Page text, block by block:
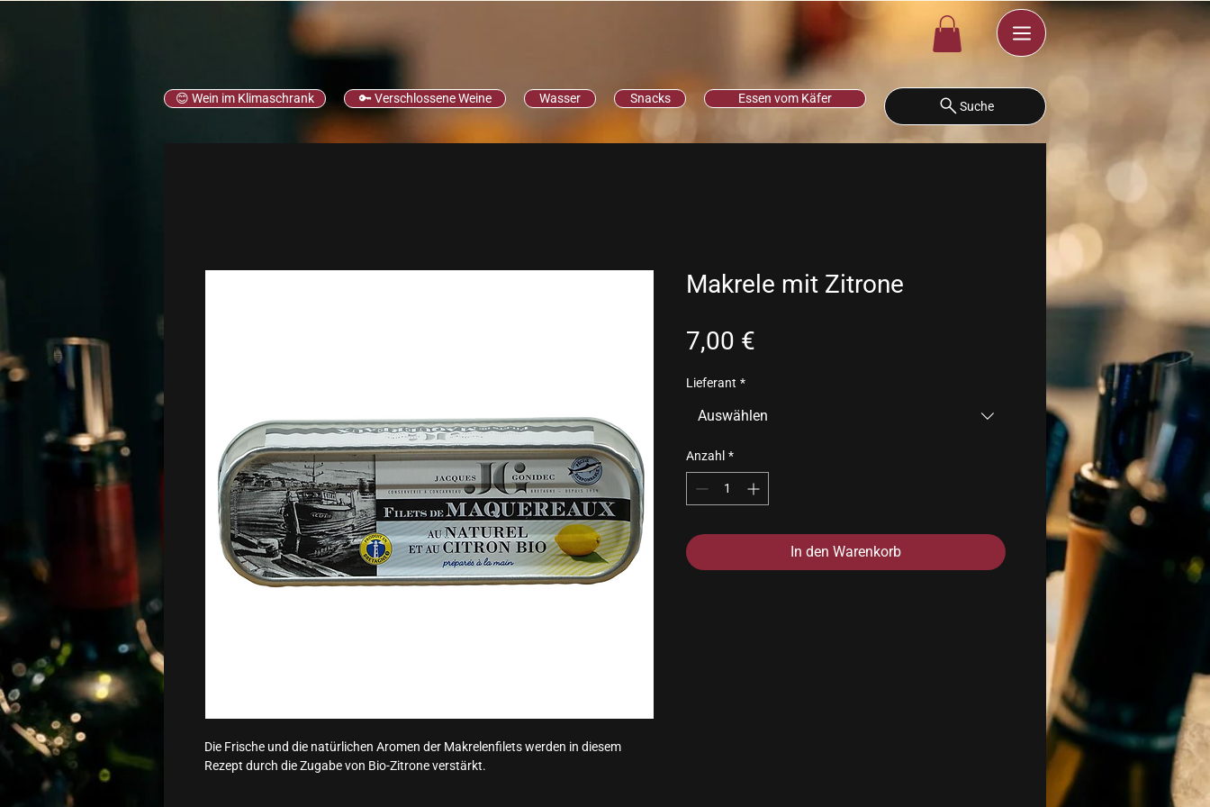
😊 Wein im Klimaschrank 🔑 Verschlossene Weine Wasser Snacks Essen vom Käfer
Suche
Die Frische und die natürlichen Aromen der Makrelenfilets werden in diesem
Rezept durch die Zugabe von Bio-Zitrone verstärkt.
Makrele mit Zitrone
7,00 €
Lieferant *
Auswählen
Anzahl *
In den Warenkorb